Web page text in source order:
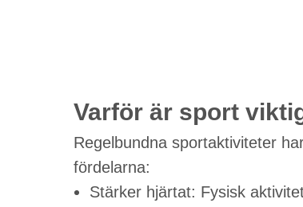
Varför är sport
Regelbundna sportaktiviteter
fördelarna:
Stärker hjärtat: Fysisk